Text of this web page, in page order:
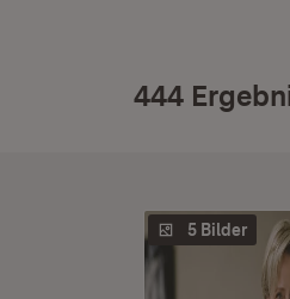
444
5 Bilder